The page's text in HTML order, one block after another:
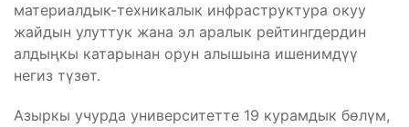
материалдык-техникалык инфраструктура окуу
жайдын улуттук жана эл аралык рейтингдердин
алдыңкы катарынан орун алышына ишенимдүү
негиз түзөт.
Азыркы учурда университетте 19 курамдык бөлүм,